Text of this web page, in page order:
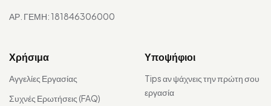
ΑΡ. ΓΕΜΗ: 181846306000
Χρήσιμα
Αγγελίες Εργασίας
Συχνές Ερωτήσεις (FAQ)
Υποψήφιοι
Tips αν ψάχνεις την πρώτη σου
εργασία